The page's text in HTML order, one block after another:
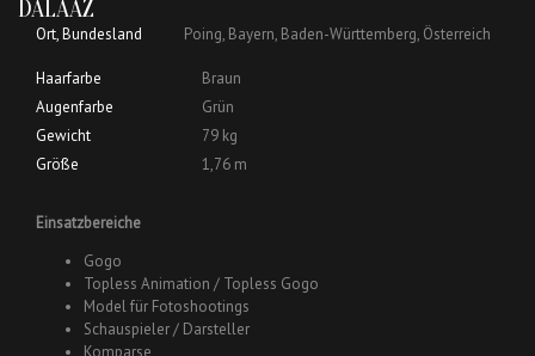
DALAAZ
Ort, Bundesland Poing, Bayern, Baden-Württemberg, Österreich
Haarfarbe
Braun
Augenfarbe
Grün
Gewicht
79 kg
Größe
1,76 m
Einsatzbereiche
Gogo
Topless Animation / Topless Gogo
Model für Fotoshootings
Schauspieler / Darsteller